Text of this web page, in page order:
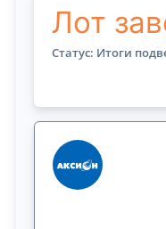
Лот
Статус: Итоги